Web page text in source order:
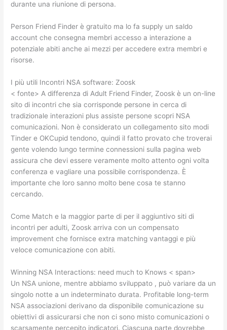
durante una riunione di persona.
Person Friend Finder è gratuito ma lo fa supply un saldo
account che consegna membri accesso a interazione a
potenziale abiti anche ai mezzi per accedere extra membri e
risorse.
I più utili Incontri NSA software: Zoosk
< fonte> A differenza di Adult Friend Finder, Zoosk è un on-line
sito di incontri che sia corrisponde persone in cerca di
tradizionale interazioni plus assiste persone scopri NSA
comunicazioni. Non è considerato un collegamento sito modi
Tinder e OKCupid tendono, quindi il fatto provato che troverai
gente volendo lungo termine connessioni sulla pagina web
assicura che devi essere veramente molto attento ogni volta
conferenza e vagliare una possibile corrispondenza. È
importante che loro sanno molto bene cosa te stanno
cercando.
Come Match e la maggior parte di per il aggiuntivo siti di
incontri per adulti, Zoosk arriva con un compensato
improvement che fornisce extra matching vantaggi e più
veloce comunicazione con abiti.
Winning NSA Interactions: need much to Knows < span>
Un NSA unione, mentre abbiamo sviluppato , può variare da un
singolo notte a un indeterminato durata. Profitable long-term
NSA associazioni derivano da disponibile comunicazione su
obiettivi di assicurarsi che non ci sono misto comunicazioni o
scarsamente percepito indicatori. Ciascuna parte dovrebbe